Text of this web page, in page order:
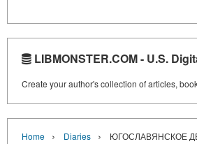
LIBMONSTER.COM - U.S.
Create your author's collection of articles,
Home › Diaries › ЮГОСЛАВЯНСКОЕ